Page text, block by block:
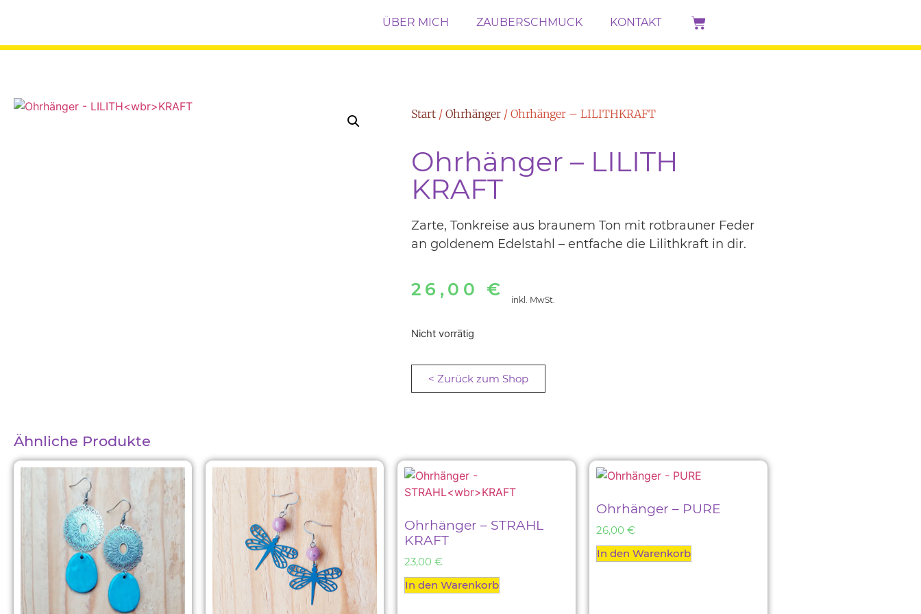
ÜBER MICH ZAUBERSCHMUCK KONTAKT
Start / Ohrhänger / Ohrhänger – LILITHKRAFT
Ohrhänger – LILITH
KRAFT
Zarte, Tonkreise aus braunem Ton mit rotbrauner Feder
an goldenem Edelstahl – entfache die Lilithkraft in dir.
26,00€ inkl. MwSt.
Nicht vorrätig
< Zurück zum Shop
Ähnliche Produkte
Ohrhänger – STRAHL
KRAFT
23,00 €
In den Warenkorb
Ohrhänger – PURE
26,00 €
In den Warenkorb